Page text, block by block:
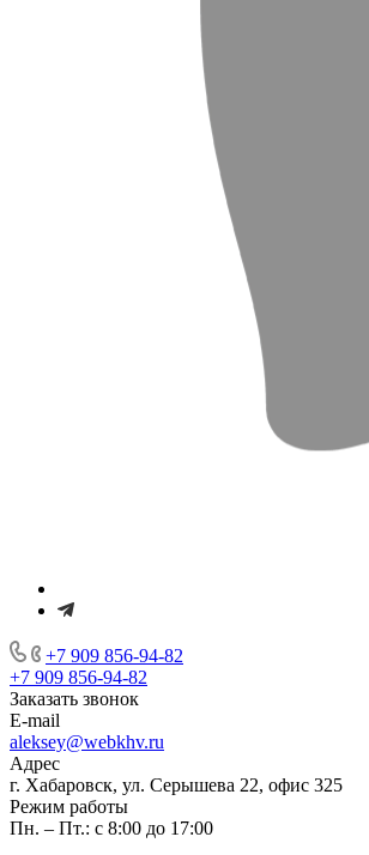
+7 909 856-94-82
+7 909 856-94-82
Заказать звонок
E-mail
aleksey@webkhv.ru
Адрес
г. Хабаровск, ул. Серышева 22, офис 325
Режим работы
Пн. – Пт.: с 8:00 до 17:00